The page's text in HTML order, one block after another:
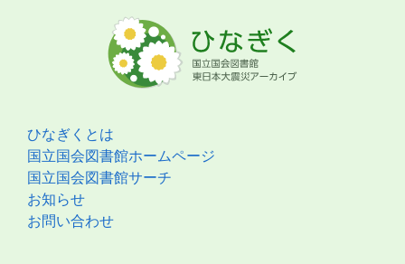
ひなぎくとは
国立国会図書館ホームページ
国立国会図書館サーチ
お知らせ
お問い合わせ